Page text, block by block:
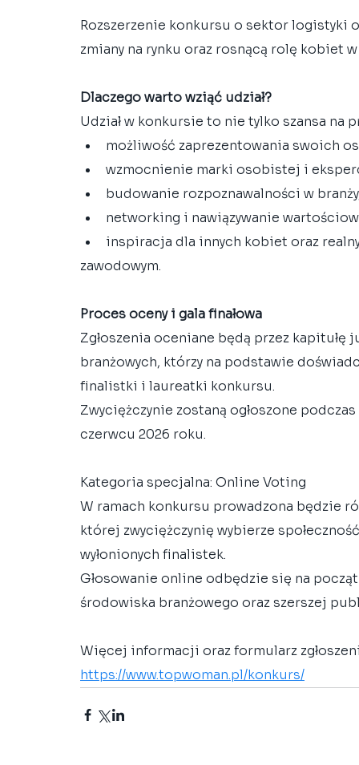
Rozszerzenie konkursu o sektor logistyki
zmiany na rynku oraz rosnącą rolę kobiet
Dlaczego warto wziąć udział?
Udział w konkursie to nie tylko szansa na
możliwość zaprezentowania swoich
wzmocnienie marki osobistej i
budowanie rozpoznawalności w
networking i nawiązywanie
inspiracja dla innych kobiet oraz
zawodowym.
Proces oceny i gala finałowa
Zgłoszenia oceniane będą przez kapitułę
branżowych, którzy na podstawie
finalistki i laureatki konkursu.
Zwyciężczynie zostaną ogłoszone
czerwcu 2026 roku.
Kategoria specjalna: Online Voting
W ramach konkursu prowadzona będzie
której zwyciężczynię wybierze
wyłonionych finalistek.
Głosowanie online odbędzie się na
środowiska branżowego oraz szerszej
Więcej informacji oraz formularz
https://www.topwoman.pl/konkurs/